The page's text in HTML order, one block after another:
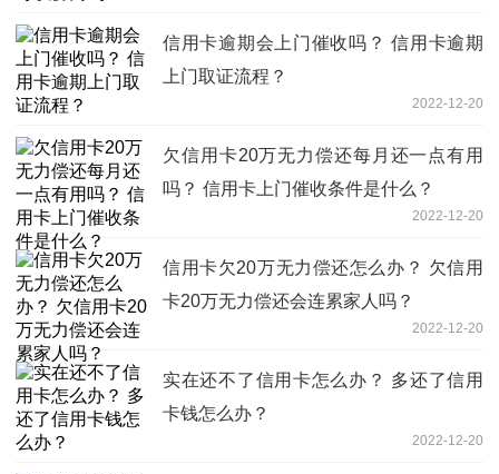
信用卡逾期会上门催收吗？ 信用卡逾期
上门取证流程？
2022-12-20
欠信用卡20万无力偿还每月还一点有用
吗？ 信用卡上门催收条件是什么？
2022-12-20
信用卡欠20万无力偿还怎么办？ 欠信用
卡20万无力偿还会连累家人吗？
2022-12-20
实在还不了信用卡怎么办？ 多还了信用
卡钱怎么办？
2022-12-20